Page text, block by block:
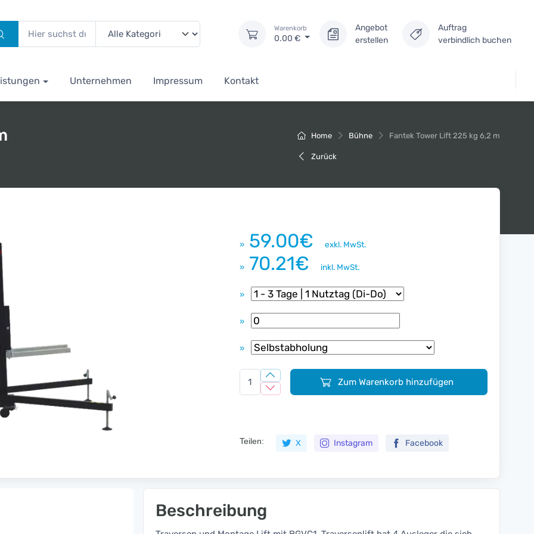
Warenkorb
0.00 €
Angebot
erstellen
Auftrag
verbindlich buchen
Unternehmen Impressum Kontakt
Home Bühne Fantek Tower Lift 225 kg 6,2 m
Zurück
» 59.00€ exkl. MwSt.
» 70.21€ inkl. MwSt.
»
»
»
Zum Warenkorb hinzufügen
Teilen: X Instagram Facebook
Beschreibung